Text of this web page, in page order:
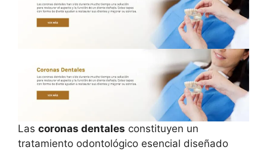
Las coronas dentales constituyen un
tratamiento odontológico esencial diseñado